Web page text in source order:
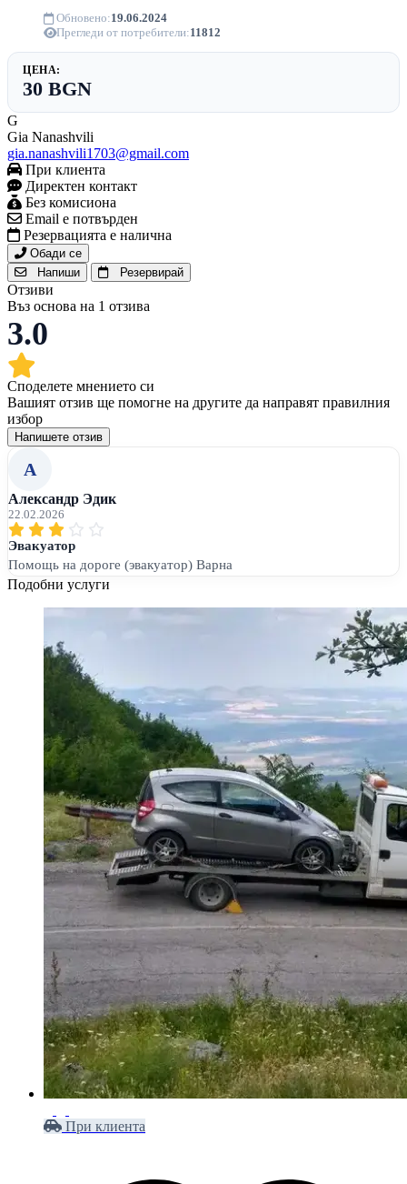
Обновено:19.06.2024
Прегледи от потребители:11812
ЦЕНА:
30 BGN
G
Gia Nanashvili
gia.nanashvili1703@gmail.com
При клиента
Директен контакт
Без комисиона
Email е потвърден
Резервацията е налична
Обади се
Напиши
Резервирай
Отзиви
Въз основа на 1 отзива
3.0
Споделете мнението си
Вашият отзив ще помогне на другите да направят правилния
избор
Напишете отзив
А
Александр Эдик
22.02.2026
Эвакуатор
Помощь на дороге (эвакуатор) Варна
Подобни услуги
При клиента